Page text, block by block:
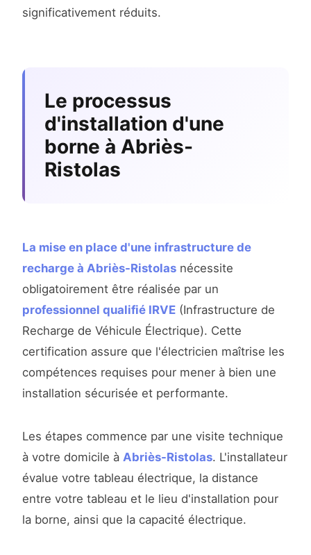
significativement réduits.
Le processus
d'installation d'une
borne à Abriès-
Ristolas
La mise en place d'une infrastructure de
recharge à Abriès-Ristolas nécessite
obligatoirement être réalisée par un
professionnel qualifié IRVE (Infrastructure de
Recharge de Véhicule Électrique). Cette
certification assure que l'électricien maîtrise les
compétences requises pour mener à bien une
installation sécurisée et performante.
Les étapes commence par une visite technique
à votre domicile à Abriès-Ristolas. L'installateur
évalue votre tableau électrique, la distance
entre votre tableau et le lieu d'installation pour
la borne, ainsi que la capacité électrique.